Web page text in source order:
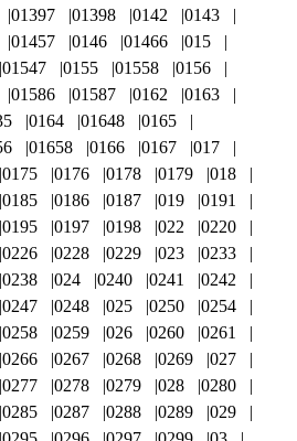
01397 01398 0142
0143
01457 0146 01466
015
01547 0155 01558
0156
01586 01587 0162
0163
0164 01648
0165
01658 0166 0167
017
0175 0176 0178 0179
018
0185 0186 0187 019
0191
0195 0197 0198 022
0220
0226 0228 0229 023
0233
0238 024 0240 0241
0242
0247 0248 025 0250
0254
0258 0259 026 0260
0261
0266 0267 0268 0269
027
0277 0278 0279 028
0280
0285 0287 0288 0289
029